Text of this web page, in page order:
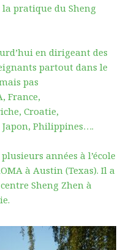
la pratique du Sheng
en dirigeant des
partout dans le
pas
France,
Croatie,
Philippines….
années à l’école
à Austin (Texas). Il a
Sheng Zhen à